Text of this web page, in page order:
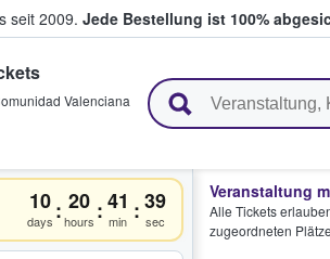
seit 2009. Jede Bestellung ist 100%
verkaufen
Valenciana
10
days : 20
hours :41
min :39
sec
Veranstaltung
Alle Tickets
zugeordneten